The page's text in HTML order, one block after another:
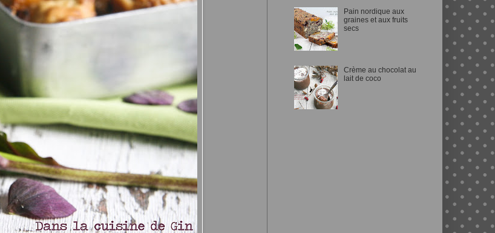
Pain nordique aux
graines et aux fruits
secs
Crème au chocolat au
lait de coco